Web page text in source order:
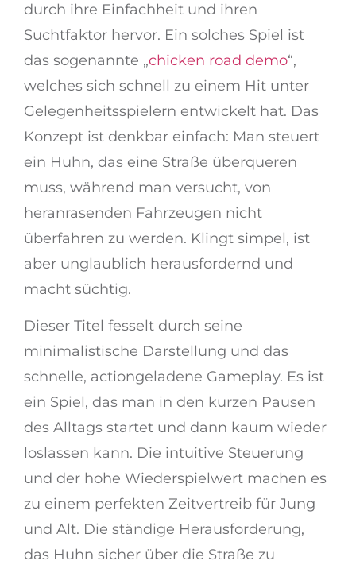
durch ihre Einfachheit und ihren
Suchtfaktor hervor. Ein solches Spiel ist
das sogenannte „chicken road demo“,
welches sich schnell zu einem Hit unter
Gelegenheitsspielern entwickelt hat. Das
Konzept ist denkbar einfach: Man steuert
ein Huhn, das eine Straße überqueren
muss, während man versucht, von
heranrasenden Fahrzeugen nicht
überfahren zu werden. Klingt simpel, ist
aber unglaublich herausfordernd und
macht süchtig.
Dieser Titel fesselt durch seine
minimalistische Darstellung und das
schnelle, actiongeladene Gameplay. Es ist
ein Spiel, das man in den kurzen Pausen
des Alltags startet und dann kaum wieder
loslassen kann. Die intuitive Steuerung
und der hohe Wiederspielwert machen es
zu einem perfekten Zeitvertreib für Jung
und Alt. Die ständige Herausforderung,
das Huhn sicher über die Straße zu